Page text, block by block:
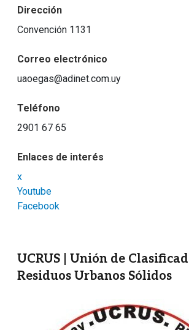
Dirección
Convención 1131
Correo electrónico
uaoegas@adinet.com.uy
Teléfono
2901 67 65
Enlaces de interés
x
Youtube
Facebook
UCRUS | Unión de
Residuos Urbanos Sólidos